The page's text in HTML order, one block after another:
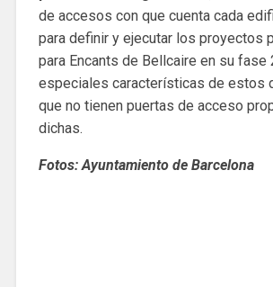
de accesos con que cuenta cada
para definir y ejecutar los proyectos
para Encants de Bellcaire en su fase
especiales características de estos
que no tienen puertas de acceso
dichas.
Fotos: Ayuntamiento de Barcelona